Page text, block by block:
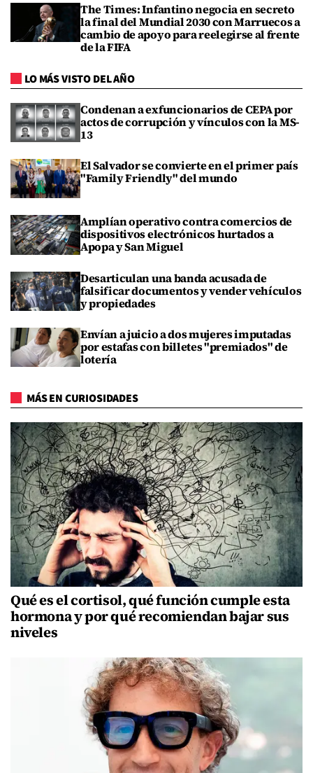
The Times: Infantino negocia en secreto
la final del Mundial 2030 con Marruecos a
cambio de apoyo para reelegirse al frente
de la FIFA
LO MÁS VISTO DEL AÑO
Condenan a exfuncionarios de CEPA por
actos de corrupción y vínculos con la MS-
13
El Salvador se convierte en el primer país
"Family Friendly" del mundo
Amplían operativo contra comercios de
dispositivos electrónicos hurtados a
Apopa y San Miguel
Desarticulan una banda acusada de
falsificar documentos y vender vehículos
y propiedades
Envían a juicio a dos mujeres imputadas
por estafas con billetes "premiados" de
lotería
MÁS EN CURIOSIDADES
Qué es el cortisol, qué función cumple esta
hormona y por qué recomiendan bajar sus
niveles